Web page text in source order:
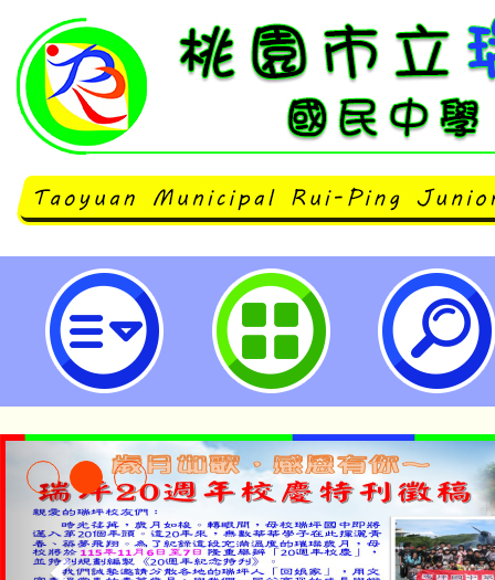
115年度「環境教育30加3小時核
桃園市立瑞坪國民中學